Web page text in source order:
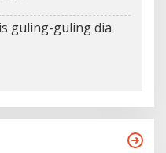
guling-guling dia